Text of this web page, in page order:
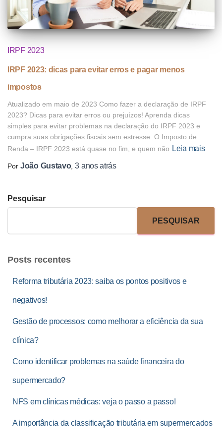
IRPF 2023
IRPF 2023: dicas para evitar erros e pagar menos
impostos
Atualizado em maio de 2023 Como fazer a declaração de IRPF
2023? Dicas para evitar erros ou prejuízos! Aprenda dicas
simples para evitar problemas na declaração do IRPF 2023 e
cumpra suas obrigações fiscais sem estresse. O Imposto de
Renda – IRPF 2023 está quase no fim, e quem não Leia mais
Por João Gustavo,3 anosatrás
Pesquisar
PESQUISAR
Posts recentes
Reforma tributária 2023: saiba os pontos positivos e
negativos!
Gestão de processos: como melhorar a eficiência da sua
clínica?
Como identificar problemas na saúde financeira do
supermercado?
NFS em clínicas médicas: veja o passo a passo!
A importância da classificação tributária em supermercados